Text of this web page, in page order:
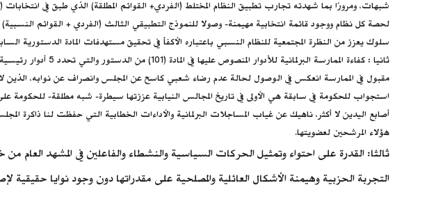
سلوك يعزز من النظرة المجتمعية للنظام النسبي باعتباره الأكفأ في تحقيق مستهدفات المادة الدستورية
ثانيا : كفاءة
مقبول في الممارسة انعكس في الوصول لحالة عدم رضاء شعبي كاسح عن المجلس وانصراف عن نوابه، الذين
استجواب للحكومة في سابقة هي الأولى في تاريخ المجالس النيابية عززتها سيطرة- شبه مطلقة- للحكومة
أصابع اليدين لا أكثر، ناهيك عن غياب المساجلات البرلمانية والأداءات الخطابية التي حفظت لنا ذاكرة
هؤلاء المرشحين لعضويتها.
ثالثا: القدرة على احتواء وتمثيل الحركات السياسية والنشطاء والفاعلين في المشهد العام
التجربة الحزبية وهيمنة الأشكال العائلية والمصلحية على مقدراتها دون وجود نوايا حقيقية